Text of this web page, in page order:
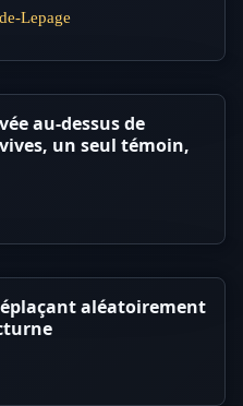
Lepage
au-dessus de
un seul témoin,
aléatoirement